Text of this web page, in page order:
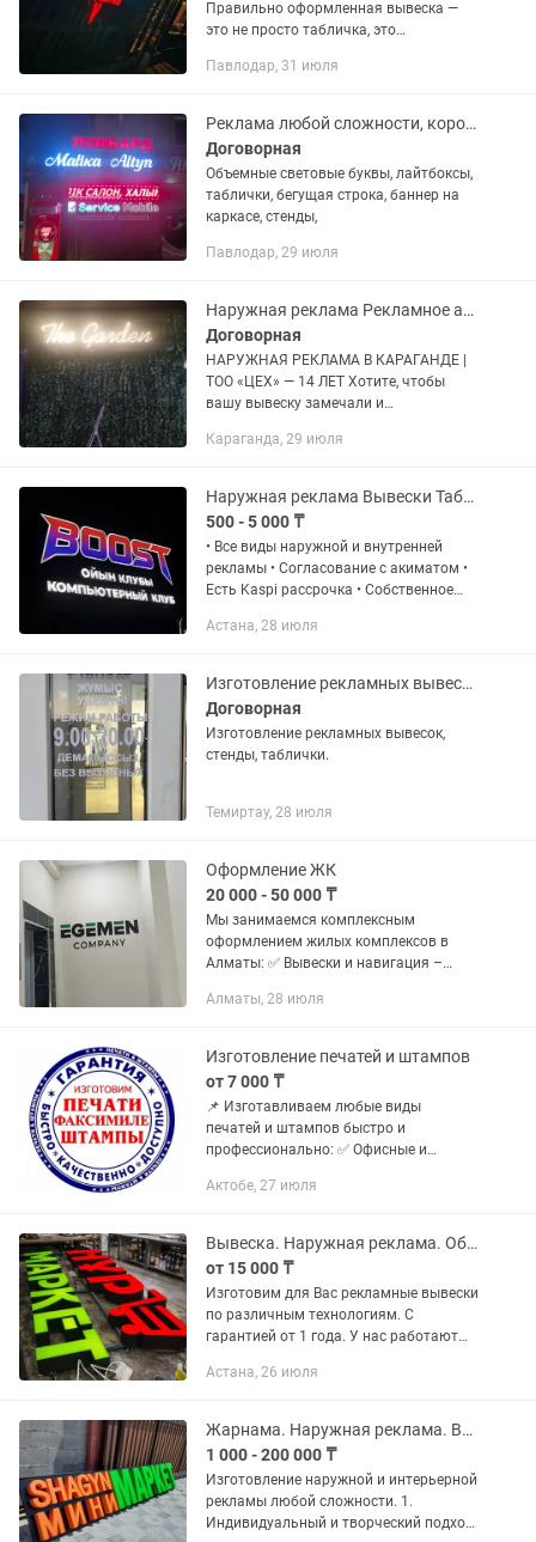
Правильно оформленная вывеска —
это не просто табличка, это
клиентов 24/7 и формирует доверие к
Мы...
Павлодар, 31 июля
Реклама любой сложности, короткие сроки, высокое качестова, гарантия 3года
Договорная
Объемные световые буквы, лайтбоксы,
таблички, бегущая строка, баннер на
каркасе, стенды,
Павлодар, 29 июля
Наружная реклама Рекламное агентство ЦЕХ
Договорная
НАРУЖНАЯ РЕКЛАМА В КАРАГАНДЕ |
ТОО «ЦЕХ» — 14 ЛЕТ Хотите, чтобы
вашу вывеску замечали и
сделать. 🏆 14 лет опыта в
Караганде и...
Караганда, 29 июля
Наружная реклама Вывески Таблички Неон Баннер Лэд Led Баннер
500 - 5 000 ₸
• Все виды наружной и внутренней
рекламы • Согласование с акиматом •
Есть Kaspi рассрочка • Собственное
РЫНОЧНОЙ Гарантия 12 месяцев Срок
Астана, 28 июля
Изготовление рекламных вывесок стендов и табличек.
Договорная
Изготовление рекламных вывесок,
стенды, таблички.
Темиртау, 28 июля
Оформление ЖК
20 000 - 50 000 ₸
Мы занимаемся комплексным
оформлением жилых комплексов в
Алматы: ✅ Вывески и навигация –
Фасадные таблички и указатели –
Информационные...
Алматы, 28 июля
Изготовление печатей и штампов
от 7 000 ₸
📌 Изготавливаем любые виды
печатей и штампов быстро и
профессионально: ✅ Офисные и
Круглые, прямоугольные и фигурные
Восстановление...
Актобе, 27 июля
Вывеска. Наружная реклама. Объёмные буквы. Лайтбоксы. Стеллы. Стенды.
от 15 000 ₸
Изготовим для Вас рекламные вывески
по различным технологиям. С
гарантией от 1 года. У нас работают
за качество вывески мы отвечаем.
Астана, 26 июля
Жарнама. Наружная реклама. Вывески. Световые буквы. Лайтбоксы.
1 000 - 200 000 ₸
Изготовление наружной и интерьерной
рекламы любой сложности. 1.
Индивидуальный и творческий подход